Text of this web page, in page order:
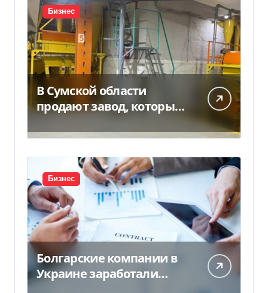
Бизнес
В Сумской области
продают завод, который
продает 90% товаров за
границу
Бизнес
Болгарские компании в
Украине заработали